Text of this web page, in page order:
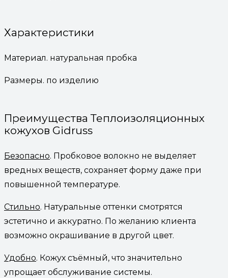
Характеристики
Материал. натуральная пробка
Размеры. по изделию
Преимущества Теплоизоляционных
кожухов Gidruss
Безопасно. Пробковое волокно не выделяет
вредных веществ, сохраняет форму даже при
повышенной температуре.
Стильно. Натуральные оттенки смотрятся
эстетично и аккуратно. По желанию клиента
возможно окрашивание в другой цвет.
Удобно. Кожух съёмный, что значительно
упрощает обслуживание системы.